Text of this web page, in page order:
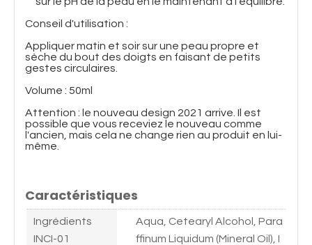
Conseil d'utilisation :
Appliquer matin et soir sur une peau propre et
sèche du bout des doigts en faisant de petits
gestes circulaires.
Volume : 50ml
Attention : le nouveau design 2021 arrive. Il est
possible que vous receviez le nouveau comme
l'ancien, mais cela ne change rien au produit en lui-
même.
Caractéristiques
Ingrédients
INCI-01
Aqua, Cetearyl Alcohol, Para
ffinum Liquidum (Mineral Oil), I